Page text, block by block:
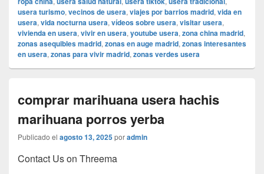
usera turismo, vecinos de usera, viajes por barrios madrid, vida en
usera, vida nocturna usera, vídeos sobre usera, visitar usera,
vivienda en usera, vivir en usera, youtube usera, zona china madrid,
zonas asequibles madrid, zonas en auge madrid, zonas interesantes
en usera, zonas para vivir madrid, zonas verdes usera
comprar marihuana usera hachis
marihuana porros yerba
Publicado el agosto 13, 2025poradmin
Contact Us on Threema